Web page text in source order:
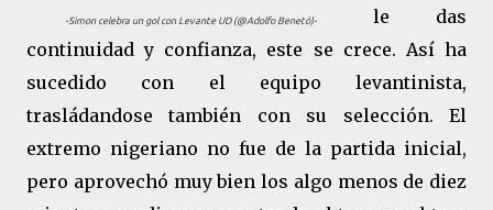
-Simon celebra un gol con Levante UD (@Adolfo Benetó)-
le das
continuidad y confianza, este se crece. Así ha
sucedido con el equipo levantinista,
trasládandose también con su selección. El
extremo nigeriano no fue de la partida inicial,
pero aprovechó muy bien los algo menos de diez